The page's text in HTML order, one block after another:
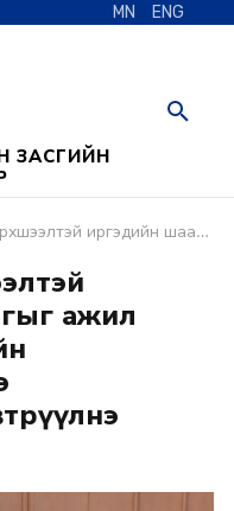
MN ENG
ЗАСГИЙН
ажил хэрэг болгож, төрийн үйлчилгээний шинэ стандартуудыг нэвтрүүлнэ
ажил